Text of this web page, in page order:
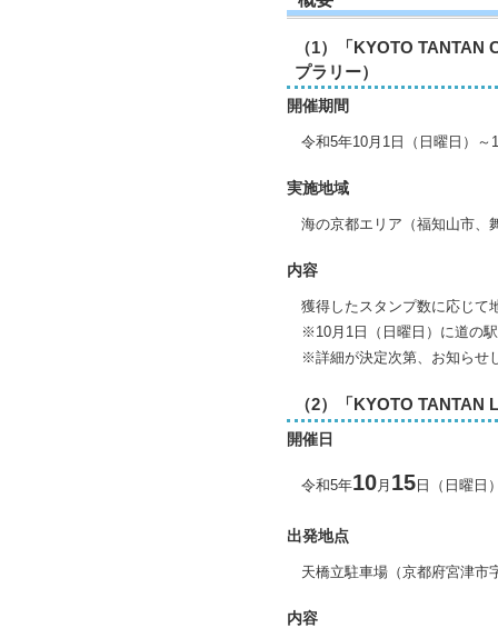
（1）「KYOTO
プラリー）
開催期間
令和5年10月1日（日曜日）～
実施地域
海の京都エリア（福知山市、
内容
獲得したスタンプ数に応じて
※10月1日（日曜日）に道の駅
※詳細が決定次第、お知らせ
（2）「KYOTO
開催日
令和5年10月 15日（日曜日
出発地点
天橋立駐車場（京都府宮津市
内容